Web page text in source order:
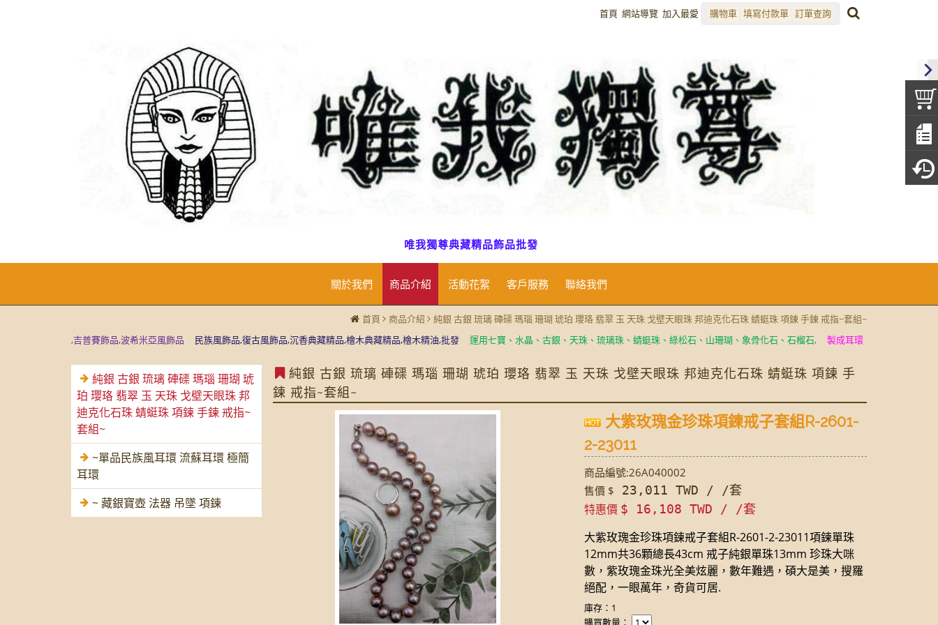
首頁 網站導覽 加入最愛 購物車 填寫付款單 訂單查詢
唯我獨尊典藏精品飾品批發
關於我們 商品介紹 活動花絮 客戶服務 聯絡我們
首頁 商品介紹
純銀 古銀 琉璃 硨磲 瑪瑙 珊瑚 琥珀 瓔珞 翡翠 玉 天珠 戈壁天眼珠 邦迪克化石珠 蜻蜓珠 項鍊 手鍊 戒指~套組~
泊爾飾品,吉普賽飾品,波希米亞風飾品
民族風飾品,復古風飾品,沉香典藏精品,檜木典藏精品,檜木精油,批發 運用七寶、水晶、古銀、天珠、琉璃珠、蜻蜓珠、綠松石、山珊瑚、象骨化石、石榴石, 製成耳環、項鍊、手鍊、手環、
純銀 古銀 琉璃 硨磲 瑪瑙 珊瑚 琥
珀 瓔珞 翡翠 玉 天珠 戈壁天眼珠 邦
迪克化石珠 蜻蜓珠 項鍊 手鍊 戒指~
套組~
~單品民族風耳環 流蘇耳環 極簡
耳環
~ 藏銀寶壺 法器 吊墜 項鍊
純銀 古銀 琉璃 硨磲 瑪瑙 珊瑚 琥珀 瓔珞 翡翠 玉 天珠 戈壁天眼珠 邦迪克化石珠 蜻蜓珠 項鍊 手
鍊 戒指~套組~
大紫玫瑰金珍珠項鍊戒子套組R-2601-
2-23011
商品編號:26A040002
售價 $ 23,011 TWD / /套
特惠價 $ 16,108 TWD / /套
大紫玫瑰金珍珠項鍊戒子套組R-2601-2-23011項鍊單珠
12mm共36顆總長43cm 戒子純銀單珠13mm 珍珠大咪
數，紫玫瑰金珠光全美炫麗，數年難遇，碩大是美，搜羅
絕配，一眼萬年，奇貨可居.
庫存：1
購買數量：